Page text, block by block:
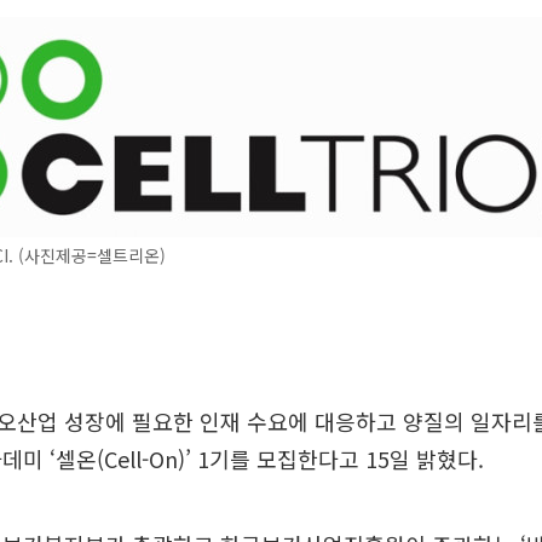
(사진제공=셀트리온)
산업 성장에 필요한 인재 수요에 대응하고 양질의 일자리
미 ‘셀온(Cell-On)’ 1기를 모집한다고 15일 밝혔다.